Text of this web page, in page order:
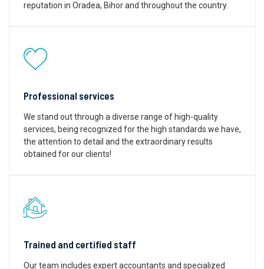
reputation in Oradea, Bihor and throughout the country.
Professional services
We stand out through a diverse range of high-quality
services, being recognized for the high standards we have,
the attention to detail and the extraordinary results
obtained for our clients!
Trained and certified staff
Our team includes expert accountants and specialized